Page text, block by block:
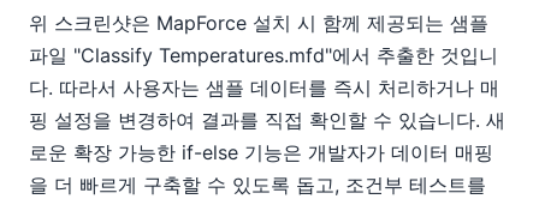
위 스크린샷은 MapForce 설치 시 함께 제공되는 샘플
파일 "Classify Temperatures.mfd"에서 추출한 것입니
다. 따라서 사용자는 샘플 데이터를 즉시 처리하거나 매
핑 설정을 변경하여 결과를 직접 확인할 수 있습니다. 새
로운 확장 가능한 if-else 기능은 개발자가 데이터 매핑
을 더 빠르게 구축할 수 있도록 돕고, 조건부 테스트를